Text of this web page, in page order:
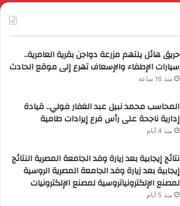
حريق هائل يلتهم مزرعة دواجن بقرية العامرية..
سيارات الإطفاء والإسعاف تهرع إلى موقع الحادث
منذ 16 ساعة
المحاسب محمد نبيل عبد الغفار فولي.. قيادة
إدارية ناجحة على رأس فرع إيرادات طامية
منذ 4 أيام
نتائج إيجابية بعد زيارة وفد الجامعة المصرية النتائج
إيجابية بعد زيارة وفد الجامعة المصرية الروسية
لمصنع الإلكترونياتروسية لمصنع الإلكترونيات
منذ 5 أيام